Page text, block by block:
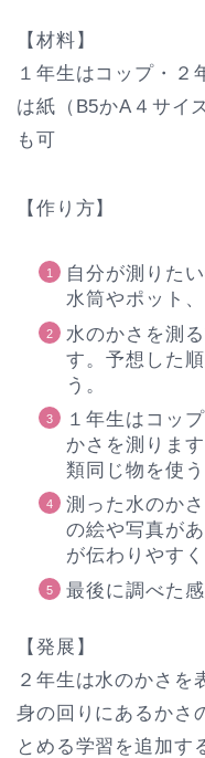
【材料】
１年生はコップ・２
は紙（B5かA４サイ
も可
【作り方】
自分が測りた
水筒やポット
水のかさを測
す。予想した
う。
１年生はコッ
かさを測りま
類同じ物を使
測った水のか
の絵や写真が
が伝わりやすく
最後に調べた
【発展】
２年生は水のかさを
身の回りにあるかさ
とめる学習を追加す